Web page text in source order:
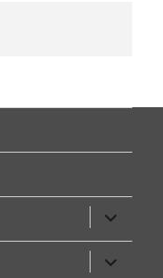
öffnen